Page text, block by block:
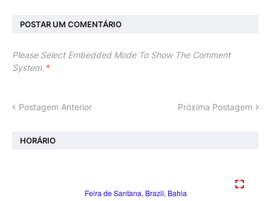
POSTAR UM COMENTÁRIO
Please Select Embedded Mode To Show The Comment
System. *
Postagem Anterior Próxima Postagem
HORÁRIO